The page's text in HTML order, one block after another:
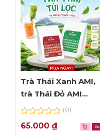
Trà Thái Xanh AMI,
trà Thái Đỏ AMI
thơm ngon, túi lọc
0
out
(0)
65.000 ₫